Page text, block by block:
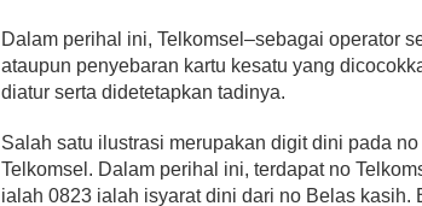
Dalam perihal ini, Telkomsel–sebagai operator
ataupun penyebaran kartu kesatu yang
diatur serta didetetapkan tadinya.
Salah satu ilustrasi merupakan digit dini pada
Telkomsel. Dalam perihal ini, terdapat no
ialah 0823 ialah isyarat dini dari no Belas kasih.